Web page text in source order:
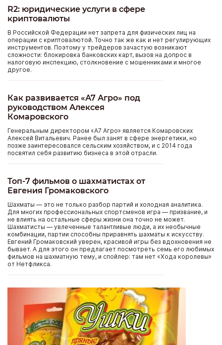
R2: юридические услуги в сфере
криптовалюты
В Российской Федерации нет запрета для физических лиц на
операции с криптовалютой. Точно так же как и нет регулирующих
инструментов. Поэтому у трейдеров зачастую возникают
сложности: блокировка банковских карт, вызов на допрос в
налоговую инспекцию, столкновение с мошенниками и многое
другое.
Как развивается «А7 Агро» под
руководством Алексея
Комаровского
Генеральным директором «А7 Агро» является Комаровских
Алексей Витальевич. Ранее был занят в сфере энергетики, но
позже заинтересовался сельским хозяйством, и с 2014 года
посвятил себя развитию бизнеса в этой отрасли.
Топ-7 фильмов о шахматистах от
Евгения Громаковского
Шахматы — это не только разбор партий и холодная аналитика.
Для многих профессиональных спортсменов игра — призвание, и
не влиять на остальные сферы жизни она точно не может.
Шахматисты — увлеченные талантливые люди, а их необычные
комбинации, партии способны приравнять шахматы к искусству.
Евгений Громаковский уверен, красивой игры без вдохновения не
бывает. А для этого он предлагает посмотреть семь его любимых
фильмов на шахматную тему, и спойлер: там нет «Хода королевы»
от Нетфликса.